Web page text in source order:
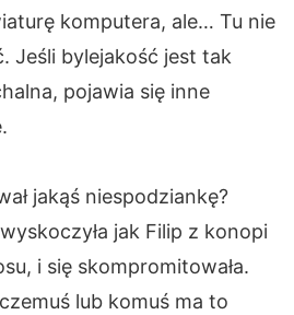
komputera, ale… Tu nie
Jeśli bylejakość jest tak
pojawia się inne
jakąś niespodziankę?
jak Filip z konopi
i się skompromitowała.
lub komuś ma to